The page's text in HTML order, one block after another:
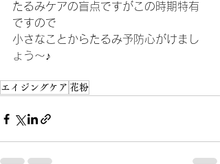
たるみケアの盲点ですがこの時期特有
ですので
小さなことからたるみ予防心がけまし
ょう～♪
エイジングケア 花粉